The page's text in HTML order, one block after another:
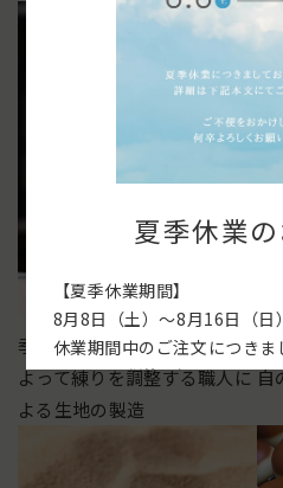
夏季休業
【夏季休業期間】
8月8日（土）～8月16日（日）
休業期間中のご注文につき
ールでの発送となります。
【発送スケジュール】
■ 8月6日（木）18:00までの
季節による水温や粉の温度に
よって練りを調整する職人に
よる生地の製造
冷
自